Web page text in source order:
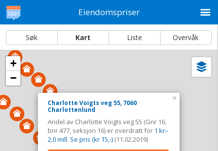
Eiendomspriser
Søk Kart Liste Overvåk
Dato og sortering
Charlotte Voigts veg 55, 7060 Charlottenlund
Tinglyst
11.02.2019
Andel overdratt for
1 kr–2,0 mill. Se pris (kr 15,-)
Bolig. Gnr 16 - Bnr 477 - seksjon 16
i
Charlotte Voigts veg 55, 7060
Charlottenlund
Andel av Charlotte Voigts veg 55 (Gnr 16,
bnr 477, seksjon 16) er overdratt for 1 kr–
2,0 mill. Se pris (kr 15,-) (11.02.2019)
×
+
−